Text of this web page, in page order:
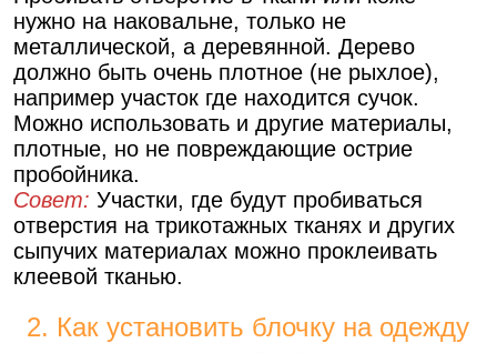
нужно на наковальне, только не
металлической, а деревянной. Дерево
должно быть очень плотное (не рыхлое),
например участок где находится сучок.
Можно использовать и другие материалы,
плотные, но не повреждающие острие
пробойника.
Совет: Участки, где будут пробиваться
отверстия на трикотажных тканях и других
сыпучих материалах можно проклеивать
клеевой тканью.
2. Как установить блочку на одежду